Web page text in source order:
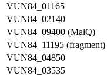
VUN84_01165
VUN84_02140
VUN84_09400 (MalQ)
VUN84_11195 (fragment)
VUN84_04850
VUN84_03535